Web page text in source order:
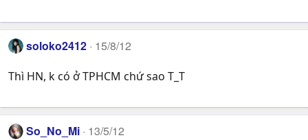
soloko2412 15/8/12
Thì HN, k có ở TPHCM chứ sao T_T
So_No_Mi 13/5/12